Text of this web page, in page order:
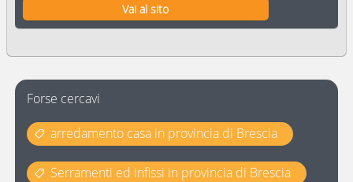
Vai al sito
Forse cercavi
arredamento casa in provincia di Brescia
Serramenti ed infissi in provincia di Brescia